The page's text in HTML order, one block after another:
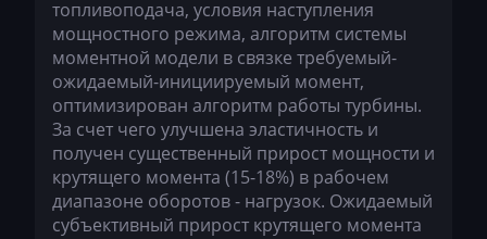
BYD
Cadillac
Camc
Case
Caterpillar
CFMoto
топливоподача, условия наступления
мощностного режима, алгоритм системы
моментной модели в связке требуемый-
ожидаемый-инициируемый момент,
оптимизирован алгоритм работы турбины.
За счет чего улучшена эластичность и
получен существенный прирост мощности и
крутящего момента (15-18%) в рабочем
диапазоне оборотов - нагрузок. Ожидаемый
субъективный прирост крутящего момента